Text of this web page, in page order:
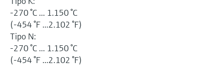
-270 °C ... 1.150 °C
(-454 °F ...2.102 °F)
Tipo N:
-270 °C ... 1.150 °C
(-454 °F ...2.102 °F)